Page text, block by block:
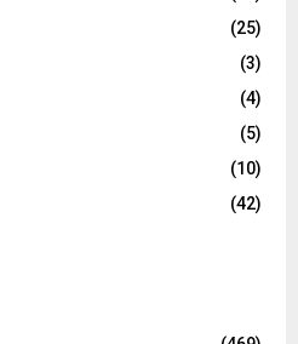
(25)
(3)
(4)
(5)
(10)
(42)